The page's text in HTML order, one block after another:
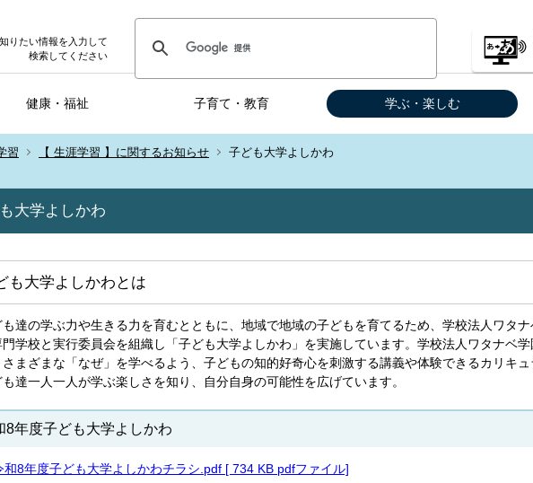
りたい情報を入力して
検索してください
健康・福祉 子育て・教育 学ぶ・楽しむ
習 【 生涯学習 】に関するお知らせ 子ども大学よしかわ
大学よしかわ
も大学よしかわとは
も達の学ぶ力や生きる力を育むとともに、地域で地域の子どもを育てるため、学校法人ワタ
門学校と実行委員会を組織し「子ども大学よしかわ」を実施しています。学校法人ワタナベ
まざまな「なぜ」を学べるよう、子どもの知的好奇心を刺激する講義や体験できるカリキュ
達一人一人が学ぶ楽しさを知り、自分自身の可能性を広げています。
8年度子ども大学よしかわ
和8年度子ども大学よしかわチラシ.pdf [ 734 KB pdfファイル]